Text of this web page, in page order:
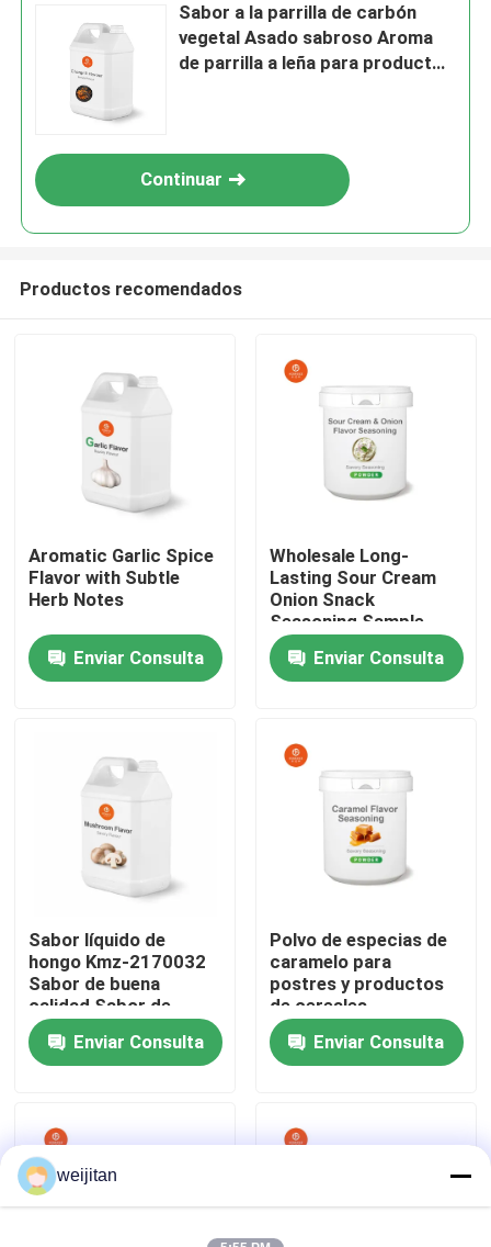
Hogar
Productos
Sobre nosotros
Viaje de la fábrica
Control de calidad
Éntrenos en contacto con
Sabor sabroso
Sabor a la parrilla de carbón
vegetal Asado sabroso Aroma
de parrilla a leña para productos
Continuar
Productos recomendados
Aromatic Garlic Spice
Flavor with Subtle
Herb Notes
Enviar Consulta
Wholesale Long-
Lasting Sour Cream
Onion Snack
Seasoning Sample
Free
Enviar Consulta
Sabor líquido de
hongo Kmz-2170032
Sabor de buena
calidad Sabor de
alimentos
Enviar Consulta
Polvo de especias de
caramelo para
postres y productos
de cereales
Enviar Consulta
weijitan